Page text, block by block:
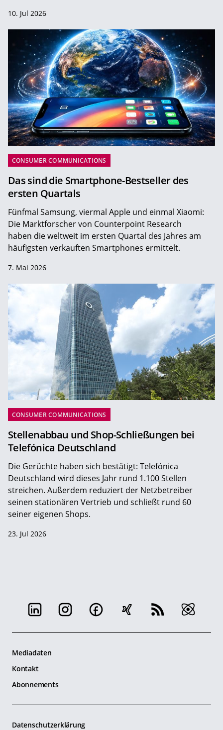
10. Jul 2026
CONSUMER COMMUNICATIONS
Das sind die Smartphone-Bestseller des
ersten Quartals
Fünfmal Samsung, viermal Apple und einmal Xiaomi:
Die Marktforscher von Counterpoint Research
haben die weltweit im ersten Quartal des Jahres am
häufigsten verkauften Smartphones ermittelt.
7. Mai 2026
CONSUMER COMMUNICATIONS
Stellenabbau und Shop-Schließungen bei
Telefónica Deutschland
Die Gerüchte haben sich bestätigt: Telefónica
Deutschland wird dieses Jahr rund 1.100 Stellen
streichen. Außerdem reduziert der Netzbetreiber
seinen stationären Vertrieb und schließt rund 60
seiner eigenen Shops.
23. Jul 2026
Mediadaten
Kontakt
Abonnements
Datenschutzerklärung